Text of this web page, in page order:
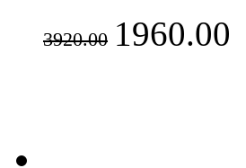
3920.00 1960.00